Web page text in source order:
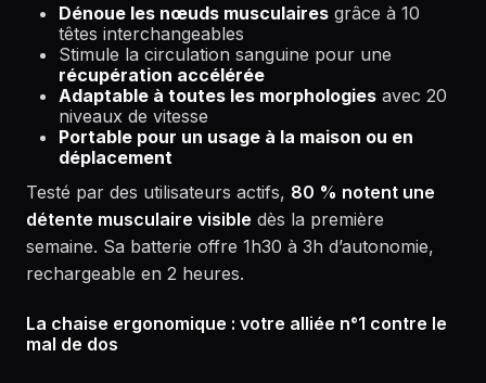
Dénoue les nœuds musculaires grâce à 10
têtes interchangeables
Stimule la circulation sanguine pour une
récupération accélérée
Adaptable à toutes les morphologies avec 20
niveaux de vitesse
Portable pour un usage à la maison ou en
déplacement
Testé par des utilisateurs actifs, 80 % notent une
détente musculaire visible dès la première
semaine. Sa batterie offre 1h30 à 3h d’autonomie,
rechargeable en 2 heures.
La chaise ergonomique : votre alliée n°1 contre le
mal de dos